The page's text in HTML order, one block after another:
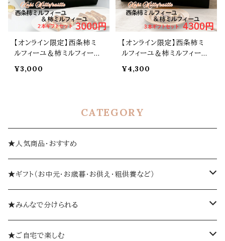
【オンライン限定】西条柿ミ
ルフィーユ＆柿ミルフィーユ
とバターの和スウィーツ
¥3,000
【オンライン限定】西条柿ミ
ルフィーユ＆柿ミルフィーユ
とバターの和スウィーツ
¥4,300
CATEGORY
★人気商品・おすすめ
★ギフト（お中元・お歳暮・お供え・粗供養など）
箱入り
詰め合わせギフト
★みんなで分けられる
個包装
★ご自宅で楽しむ